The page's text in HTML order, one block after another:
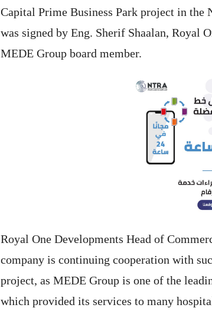
Capital Prime Business Park project in
was signed by Eng. Sherif Shaalan, Royal
MEDE Group board member.
Royal One Developments Head of
company is continuing cooperation with
project, as MEDE Group is one of the
which provided its services to many